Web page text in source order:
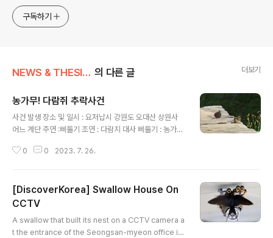
approach will be to resist any common sense or
generalized viewpoint
구독하기
NEWS & THESIS/Photo News 의 다른 글 더보기
농가무! 다람쥐 추락사건
사건 발생 장소 및 일시 : 요저납시 강원도 오대산 상원사
어느 계단 주연 :삐둘기 조연 : 다람지 대사 삐둘기 : 농가무
딨노? 지문 : 삐둘기가 꼬리로 다람지를 슬쩍 넘어뜨려 계
0 0 2023. 7. 26.
[DiscoverKorea] Swallow House On
CCTV
A swallow that built its nest on a CCTV camera a
t the entrance of the Seongsan-myeon office in